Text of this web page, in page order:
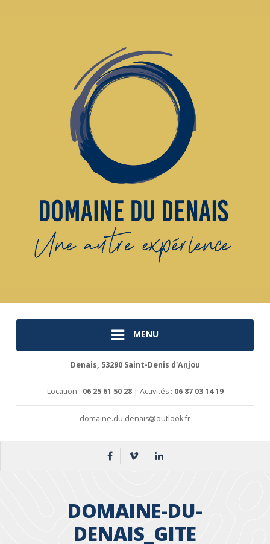
MENU
Denais, 53290 Saint-Denis d'Anjou
Location : 06 25 61 50 28| Activités : 06 87 03 14 19
domaine.du.denais@outlook.fr
DOMAINE-DU-
DENAIS_GITE